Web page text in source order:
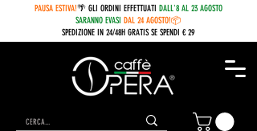
PAUSA ESTIVA!🌴 GLI ORDINI EFFETTUATI DALL'8 AL 23 AGOSTO
SARANNO EVASI DAL 24 AGOSTO!📦
SPEDIZIONE IN 24/48H GRATIS SE SPENDI € 29